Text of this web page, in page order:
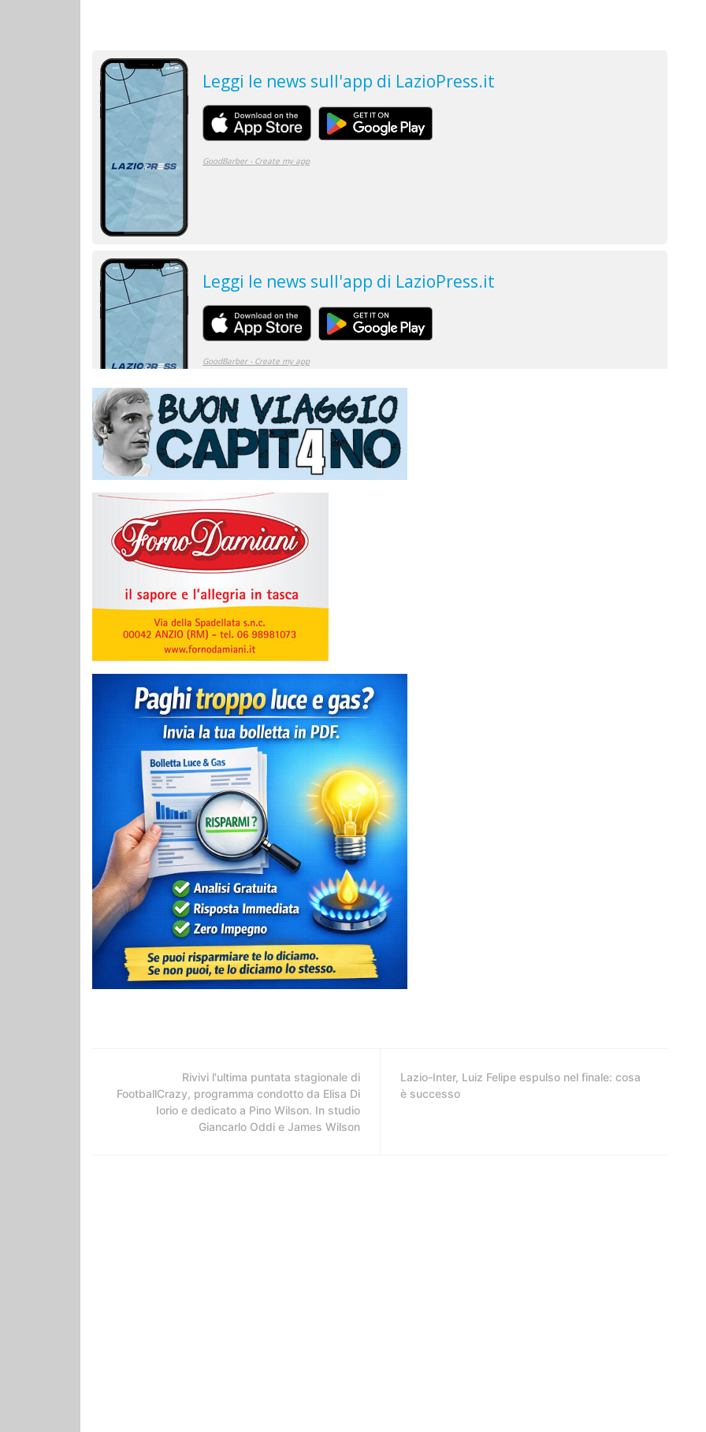
Rivivi l'ultima puntata stagionale di
FootballCrazy, programma condotto da Elisa Di
Iorio e dedicato a Pino Wilson. In studio
Giancarlo Oddi e James Wilson
Lazio-Inter, Luiz Felipe espulso nel finale: cosa
è successo